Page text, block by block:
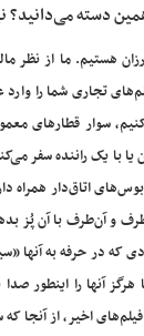
دسته می‌دانید؟
هستیم. ما از نظر
های تجاری شما را
سوار قطارهای
یا با یک راننده سفر
اتاق‌دار همراه
و آن‌طرف با آن پُز
که در حرفه به آنها
آنها را اینطور
اخیر، از آنجا